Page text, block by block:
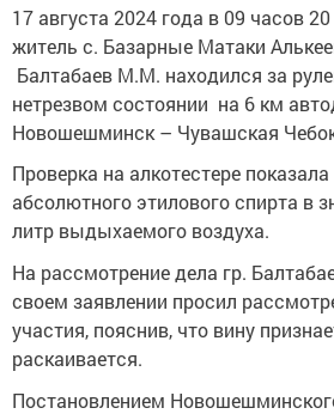
17 августа 2024 года в 09 часов
житель с. Базарные Матаки
Балтабаев М.М. находился за
нетрезвом состоянии на 6 км
Новошешминск – Чувашская
Проверка на алкотестере
абсолютного этилового спирта в
литр выдыхаемого воздуха.
На рассмотрение дела гр.
своем заявлении просил
участия, пояснив, что вину
раскаивается.
Постановлением